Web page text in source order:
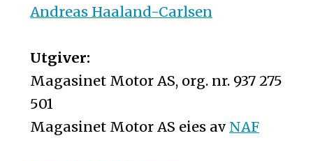
Andreas Haaland-Carlsen
Utgiver:
Magasinet Motor AS, org. nr. 937 275
501
Magasinet Motor AS eies av NAF